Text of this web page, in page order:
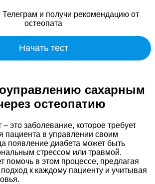
Телеграм и получи рекомендацию от
остеопата
Начать тест
сахарным
остеопатию
это заболевание, которое требует
пациента в управлении своим
появление диабета может быть
стрессом или травмой.
помочь в этом процессе, предлагая
к каждому пациенту и учитывая